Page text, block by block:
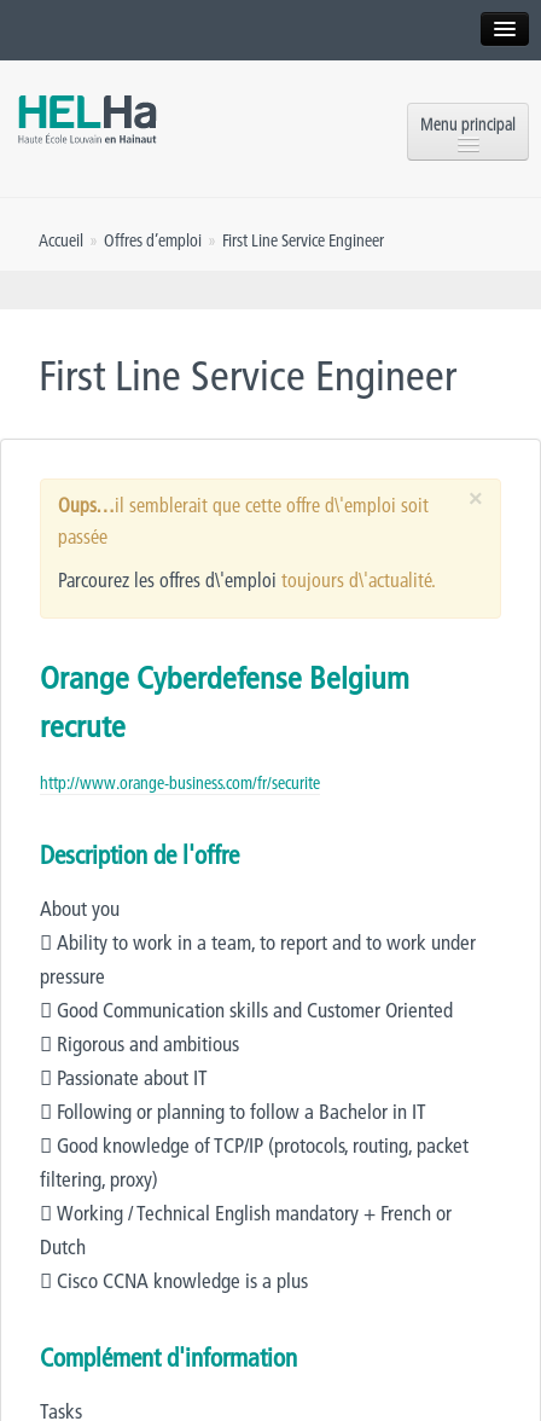
Formation continue et Recherche
Presse
Menu principal
OEH
Rencontrez-nous
Inscriptions
Accueil » Offres d’emploi » First Line Service Engineer
First Line Service Engineer
×
Oups…il semblerait que cette offre d\'emploi soit
passée
Parcourez les offres d\'emploi toujours d\'actualité.
Orange Cyberdefense Belgium
recrute
http://www.orange-business.com/fr/securite
Description de l'offre
About you
 Ability to work in a team, to report and to work under
pressure
 Good Communication skills and Customer Oriented
 Rigorous and ambitious
 Passionate about IT
 Following or planning to follow a Bachelor in IT
 Good knowledge of TCP/IP (protocols, routing, packet
filtering, proxy)
 Working / Technical English mandatory + French or
Dutch
 Cisco CCNA knowledge is a plus
Complément d'information
Tasks